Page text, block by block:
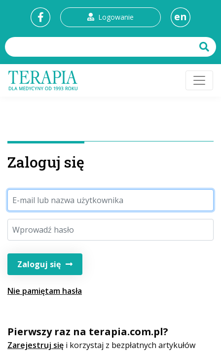
Logowanie en
Zaloguj się
Zaloguj się
Nie pamiętam hasła
Pierwszy raz na terapia.com.pl?
Zarejestruj się i korzystaj z bezpłatnych artykułów